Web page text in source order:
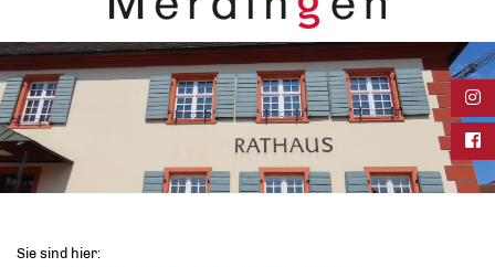
Sie sind hier: